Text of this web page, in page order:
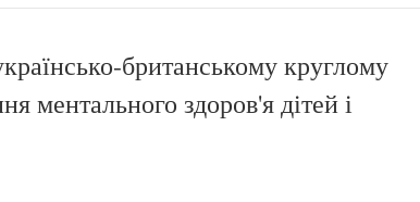
британському круглому
ментального здоров'я дітей і